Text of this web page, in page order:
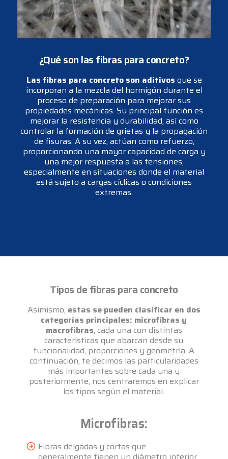
¿Qué son las fibras para concreto?
Las fibras para concreto son aditivos que se
incorporan a la mezcla del hormigón durante el
proceso de preparación para mejorar sus
propiedades mecánicas. Su principal función es
mejorar la resistencia y durabilidad, así como
controlar la formación de grietas y la propagación
de fisuras. A su vez, actúan como refuerzo,
proporcionando una mayor capacidad de carga y
una mejor respuesta a las tensiones,
especialmente en situaciones donde el material
está sujeto a cargas cíclicas o condiciones
extremas.
Tipos de fibras para concreto
Asimismo, estas se pueden clasificar en dos
categorías principales: microfibras y
macrofibras, cada una con distintas
características que abarcan desde su
funcionalidad, proporciones y geometría. A
continuación, te decimos las particularidades
más importantes sobre cada una y
posteriormente, nos centraremos en explicar
los tipos según el material.
Microfibras:
Fibras delgadas y cortas que